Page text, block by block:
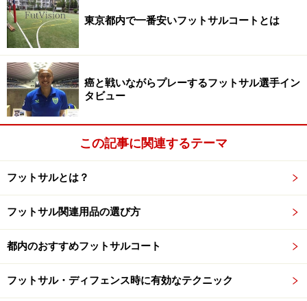
フットサル日本女子代表メンバー及び背番
号・所属チーム
最後に、フットサル女子日本代表のメンバー及び背番
号・所属チームをご紹介します。
監督 在原 正明
GK
12 本多 さかえ（バルドラール浦安ラス・ボニータス）
13 山本 彩加（フットサルクラブヴェイル寝屋川レディ
ース）
東京都内で一番安いフットサルコートとは
癌と戦いながらプレーするフットサル選手イン
タビュー
この記事に関連するテーマ
フットサルとは？
フットサル関連用品の選び方
都内のおすすめフットサルコート
フットサル・ディフェンス時に有効なテクニック